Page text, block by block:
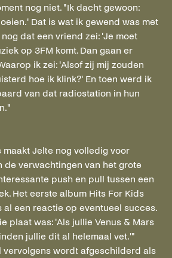
nog niet. "Ik dacht gewoon:
Dat is wat ik gewend was met
dat een vriend zei: 'Je moet
op 3FM komt. Dan gaan er
ik zei: 'Alsof zij mij zouden
hoe ik klink?' En toen werd ik
van dat radiostation in hun
maakt Jelte nog volledig voor
de verwachtingen van het grote
push en pull tussen een
Het eerste album Hits For Kids
een reactie op eventueel succes.
plaat was: 'Als jullie Venus & Mars
jullie dit al helemaal vet.'"
vervolgens wordt afgeschilderd als